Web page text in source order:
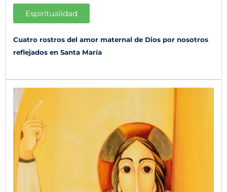
Espiritualidad
Cuatro rostros del amor maternal de Dios por nosotros
reflejados en Santa María